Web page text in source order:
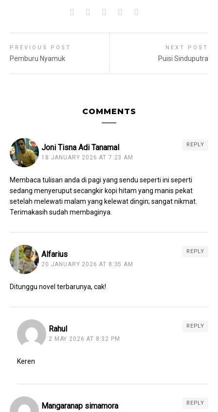
PREVIOUS POST
Pemburu Nyamuk
NEXT POST
Puisi Sinduputra
COMMENTS
Joni Tisna Adi Tanamal
18 JANUARY 2026 AT 7:23 AM
REPLY
Membaca tulisan anda di pagi yang sendu seperti ini seperti
sedang menyeruput secangkir kopi hitam yang manis pekat
setelah melewati malam yang kelewat dingin; sangat nikmat.
Terimakasih sudah membaginya.
Alfarius
20 JANUARY 2026 AT 8:35 AM
REPLY
Ditunggu novel terbarunya, cak!
Rahul
2 MAY 2026 AT 8:32 PM
REPLY
Keren
Mangaranap simamora REPLY